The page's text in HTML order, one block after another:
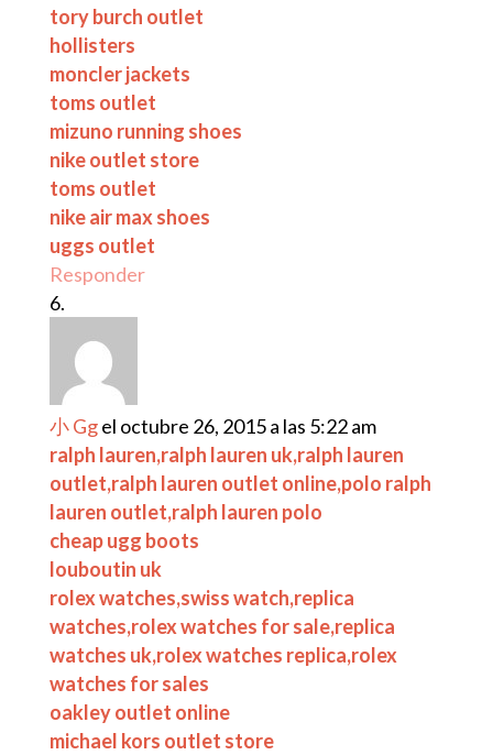
tory burch outlet
hollisters
moncler jackets
toms outlet
mizuno running shoes
nike outlet store
toms outlet
nike air max shoes
uggs outlet
Responder
小 Ggel octubre 26, 2015 a las 5:22 am
ralph lauren,ralph lauren uk,ralph lauren
outlet,ralph lauren outlet online,polo ralph
lauren outlet,ralph lauren polo
cheap ugg boots
louboutin uk
rolex watches,swiss watch,replica
watches,rolex watches for sale,replica
watches uk,rolex watches replica,rolex
watches for sales
oakley outlet online
michael kors outlet store